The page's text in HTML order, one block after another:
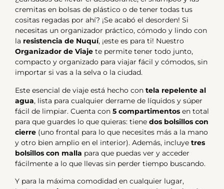
cremitas en bolsas de plástico o de tener todas tus
cositas regadas por ahí? ¡Se acabó el desorden! Si
necesitas un organizador práctico, cómodo y lindo con
la resistencia de Nuquí, ¡este es para ti! Nuestro
Organizador de Viaje te permite tener todo junto,
compacto y organizado para viajar fácil y cómodos, sin
importar si vas a la selva o la ciudad.
Este esencial de viaje está hecho con tela repelente al
agua, lista para cualquier derrame de líquidos y súper
fácil de limpiar. Cuenta con 5 compartimentos en total
para que guardes lo que quieras: tiene dos bolsillos con
cierre (uno frontal para lo que necesites más a la mano
y otro bien amplio en el interior). Además, incluye tres
bolsillos con malla para que puedas ver y acceder
fácilmente a lo que llevas sin perder tiempo buscando.
Y para la máxima comodidad en cualquier lugar,